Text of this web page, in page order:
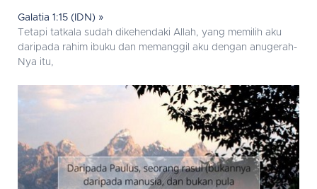
Galatia 1:15 (IDN) »
Tetapi tatkala sudah dikehendaki Allah, yang memilih aku
daripada rahim ibuku dan memanggil aku dengan anugerah-
Nya itu,